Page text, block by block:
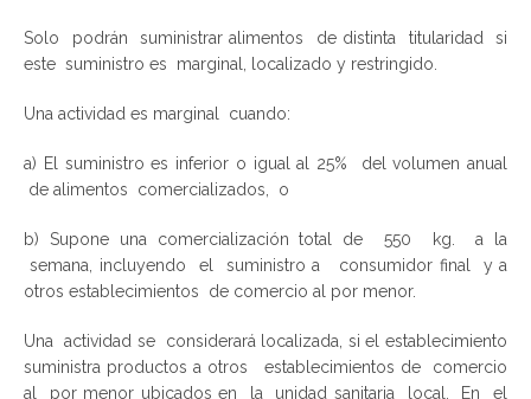
Solo podrán suministrar alimentos de distinta titularidad si
este suministro es marginal, localizado y restringido.
Una actividad es marginal cuando:
a) El suministro es inferior o igual al 25% del volumen anual
de alimentos comercializados, o
b) Supone una comercialización total de 550 kg. a la
semana, incluyendo el suministro a consumidor final y a
otros establecimientos de comercio al por menor.
Una actividad se considerará localizada, si el establecimiento
suministra productos a otros establecimientos de comercio
al por menor ubicados en la unidad sanitaria local. En el